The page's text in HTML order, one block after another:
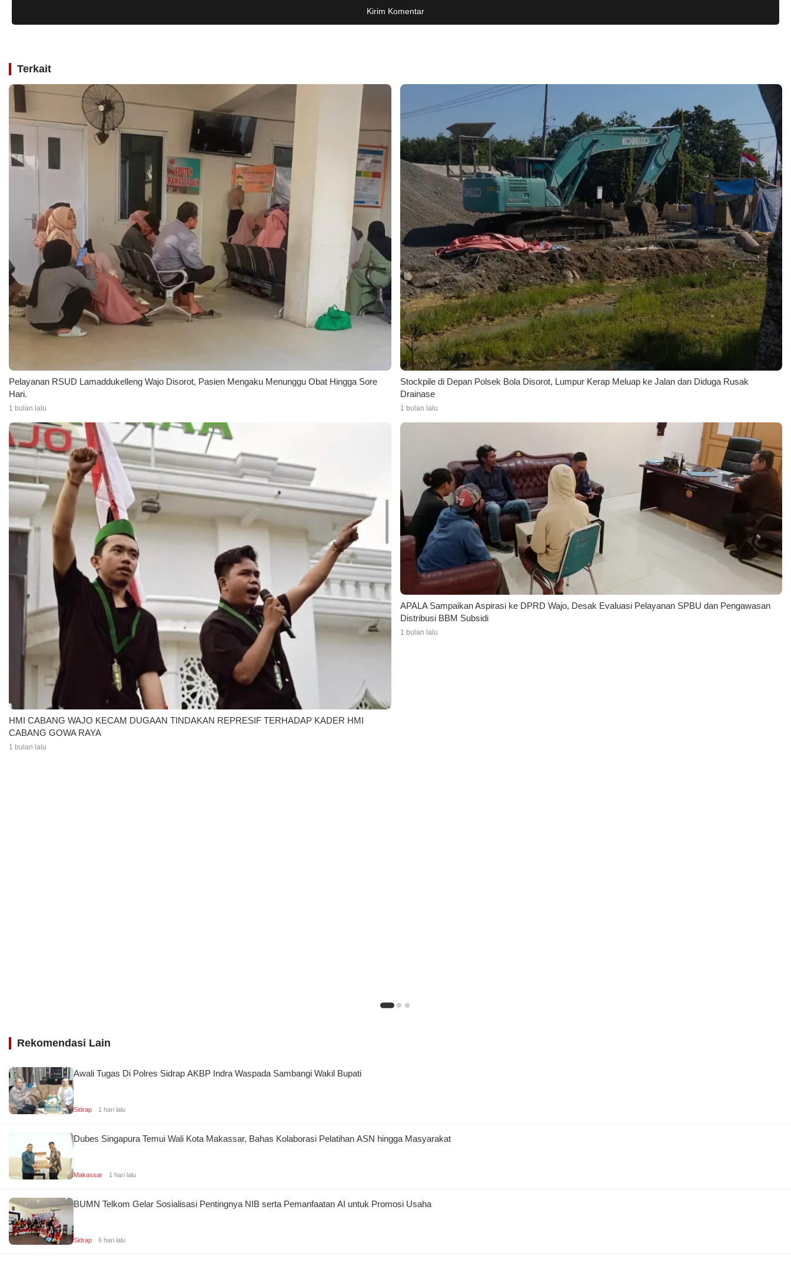
Kirim Komentar
Terkait
Pelayanan RSUD Lamaddukelleng Wajo Disorot, Pasien Mengaku Menunggu Obat Hingga Sore
Hari.
1 bulan lalu
Stockpile di Depan Polsek Bola Disorot, Lumpur Kerap Meluap ke Jalan dan Diduga Rusak
Drainase
1 bulan lalu
HMI CABANG WAJO KECAM DUGAAN TINDAKAN REPRESIF TERHADAP KADER HMI
CABANG GOWA RAYA
1 bulan lalu
APALA Sampaikan Aspirasi ke DPRD Wajo, Desak Evaluasi Pelayanan SPBU dan Pengawasan
Distribusi BBM Subsidi
1 bulan lalu
Rekomendasi Lain
Awali Tugas Di Polres Sidrap AKBP Indra Waspada Sambangi Wakil Bupati
Sidrap 1 hari lalu
Dubes Singapura Temui Wali Kota Makassar, Bahas Kolaborasi Pelatihan ASN hingga Masyarakat
Makassar 1 hari lalu
BUMN Telkom Gelar Sosialisasi Pentingnya NIB serta Pemanfaatan AI untuk Promosi Usaha
Sidrap 6 hari lalu